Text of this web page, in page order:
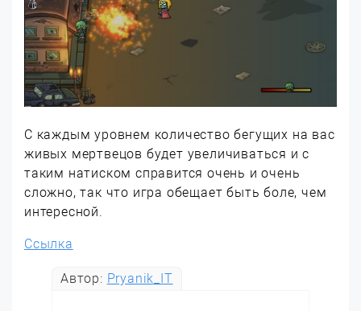
С каждым уровнем количество бегущих на вас
живых мертвецов будет увеличиваться и с
таким натиском справится очень и очень
сложно, так что игра обещает быть боле, чем
интересной.
Ссылка
Автор: Pryanik_IT